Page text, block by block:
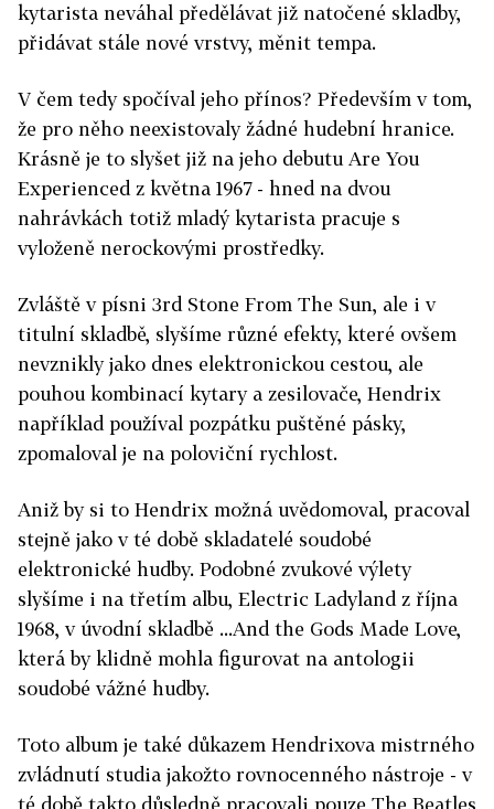
kytarista neváhal předělávat již natočené skladby,
přidávat stále nové vrstvy, měnit tempa.
V čem tedy spočíval jeho přínos? Především v tom,
že pro něho neexistovaly žádné hudební hranice.
Krásně je to slyšet již na jeho debutu Are You
Experienced z května 1967 - hned na dvou
nahrávkách totiž mladý kytarista pracuje s
vyloženě nerockovými prostředky.
Zvláště v písni 3rd Stone From The Sun, ale i v
titulní skladbě, slyšíme různé efekty, které ovšem
nevznikly jako dnes elektronickou cestou, ale
pouhou kombinací kytary a zesilovače, Hendrix
například používal pozpátku puštěné pásky,
zpomaloval je na poloviční rychlost.
Aniž by si to Hendrix možná uvědomoval, pracoval
stejně jako v té době skladatelé soudobé
elektronické hudby. Podobné zvukové výlety
slyšíme i na třetím albu, Electric Ladyland z října
1968, v úvodní skladbě ...And the Gods Made Love,
která by klidně mohla figurovat na antologii
soudobé vážné hudby.
Toto album je také důkazem Hendrixova mistrného
zvládnutí studia jakožto rovnocenného nástroje - v
té době takto důsledně pracovali pouze The Beatles